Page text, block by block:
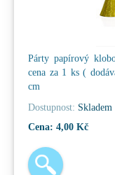
Párty papírový
cena za 1 ks (
cm
Dostupnost: Skladem
Cena: 4,00 Kč